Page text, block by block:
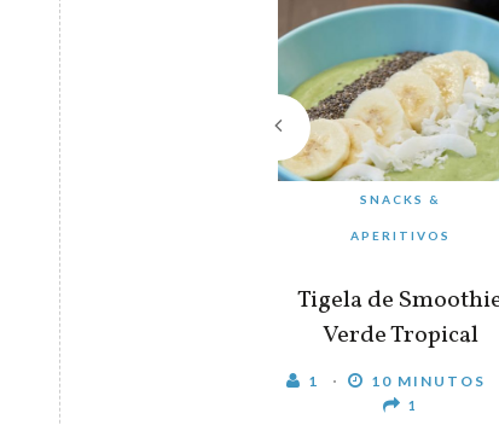
SNACKS &
APERITIVOS
Tigela de
Verde Tropical
1 10 MINUTOS
1